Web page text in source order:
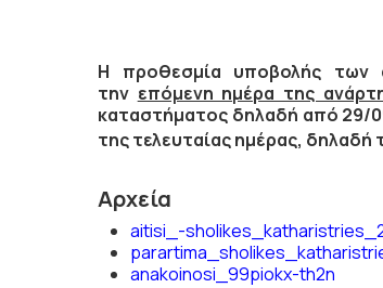
Η προθεσμία υποβολής των
την επόμενη ημέρα της
καταστήματος δηλαδή από 29/
της τελευταίας ημέρας, δηλαδή
Αρχεία
aitisi_-
anakoinosi_99piokx-th2n